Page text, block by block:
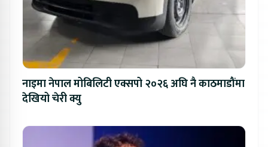
नाइमा नेपाल मोबिलिटी एक्सपो २०२६ अघि नै काठमाडौंमा
देखियो चेरी क्यु